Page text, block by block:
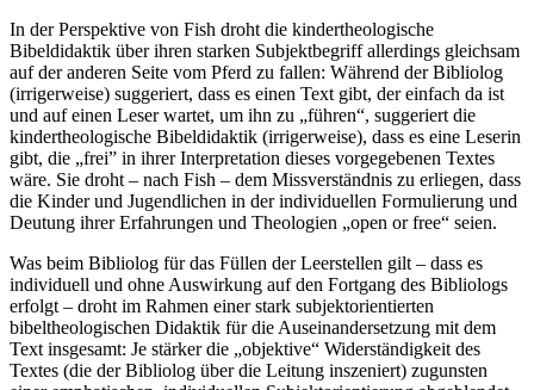
In der Perspektive von Fish droht die kindertheologische
Bibeldidaktik über ihren starken Subjektbegriff allerdings gleichsam
auf der anderen Seite vom Pferd zu fallen: Während der Bibliolog
(irrigerweise) suggeriert, dass es einen Text gibt, der einfach da ist
und auf einen Leser wartet, um ihn zu „führen“, suggeriert die
kindertheologische Bibeldidaktik (irrigerweise), dass es eine Leserin
gibt, die „frei” in ihrer Interpretation dieses vorgegebenen Textes
wäre. Sie droht – nach Fish – dem Missverständnis zu erliegen, dass
die Kinder und Jugendlichen in der individuellen Formulierung und
Deutung ihrer Erfahrungen und Theologien „open or free“ seien.
Was beim Bibliolog für das Füllen der Leerstellen gilt – dass es
individuell und ohne Auswirkung auf den Fortgang des Bibliologs
erfolgt – droht im Rahmen einer stark subjektorientierten
bibeltheologischen Didaktik für die Auseinandersetzung mit dem
Text insgesamt: Je stärker die „objektive“ Widerständigkeit des
Textes (die der Bibliolog über die Leitung inszeniert) zugunsten